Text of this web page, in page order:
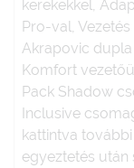
kerekekkel,
Pro-val,
Akrapovic
Komfort
Pack Shadow
Inclusive
kattintva
egyeztetés